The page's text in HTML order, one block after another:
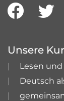
Unsere
Lesen
Deutsch